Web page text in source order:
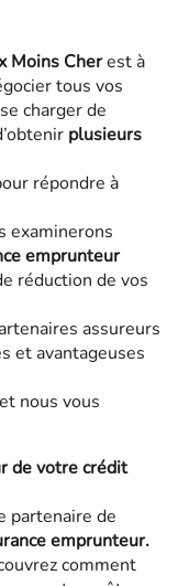
Moins Cherest à
tous vos
charger de
plusieurs
répondre à
examinerons
emprunteur
réduction de vos
assureurs
et avantageuses
nous vous
de votre crédit
partenaire de
emprunteur.
comment